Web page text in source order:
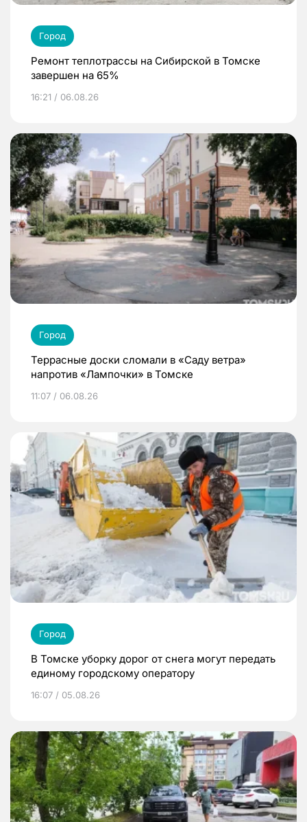
Город
Ремонт теплотрассы на Сибирской в Томске
завершен на 65%
16:21 / 06.08.26
Город
Террасные доски сломали в «Саду ветра»
напротив «Лампочки» в Томске
11:07 / 06.08.26
Город
В Томске уборку дорог от снега могут передать
единому городскому оператору
16:07 / 05.08.26